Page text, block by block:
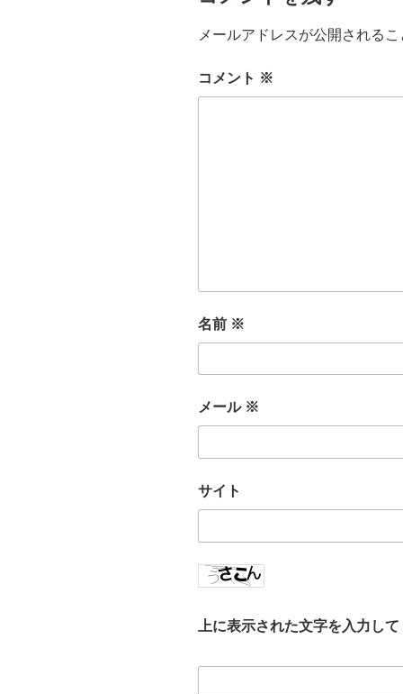
メールアドレスが公開される
コメント ※
名前 ※
メール ※
サイト
上に表示された文字を入力し